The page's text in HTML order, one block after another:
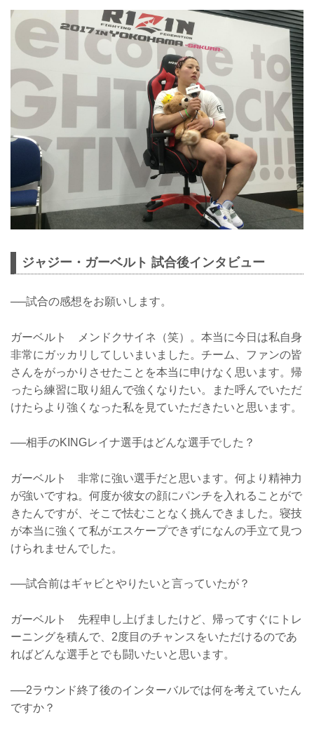
ジャジー・ガーベルト 試合後インタビュー
──試合の感想をお願いします。
ガーベルト メンドクサイネ（笑）。本当に今日は私自身
非常にガッカリしてしいまいました。チーム、ファンの皆
さんをがっかりさせたことを本当に申けなく思います。帰
ったら練習に取り組んで強くなりたい。また呼んでいただ
けたらより強くなった私を見ていただきたいと思います。
──相手のKINGレイナ選手はどんな選手でした？
ガーベルト 非常に強い選手だと思います。何より精神力
が強いですね。何度か彼女の顔にパンチを入れることがで
きたんですが、そこで怯むことなく挑んできました。寝技
が本当に強くて私がエスケープできずになんの手立て見つ
けられませんでした。
──試合前はギャビとやりたいと言っていたが？
ガーベルト 先程申し上げましたけど、帰ってすぐにトレ
ーニングを積んで、2度目のチャンスをいただけるのであ
ればどんな選手とでも闘いたいと思います。
──2ラウンド終了後のインターバルでは何を考えていたん
ですか？